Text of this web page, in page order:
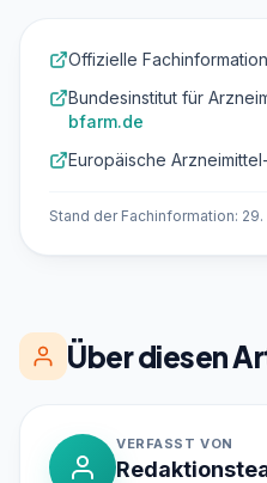
Offizielle
Bundesinstitut für
bfarm.de
Europäische
Stand der Fachinformation: 29.
Über diesen
VERFASST VON